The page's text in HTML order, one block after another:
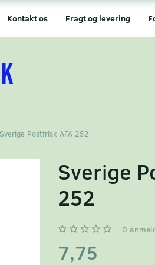
Fragt og levering
Kontakt os
Sverige Postfrisk AFA 252
Sverige
252
0
7,75